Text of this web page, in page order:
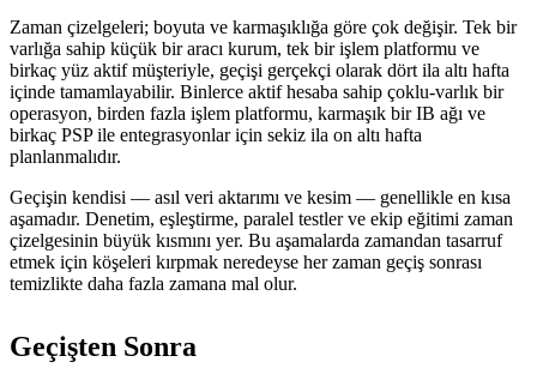
Zaman çizelgeleri; boyuta ve karmaşıklığa göre çok değişir. Tek bir
varlığa sahip küçük bir aracı kurum, tek bir işlem platformu ve
birkaç yüz aktif müşteriyle, geçişi gerçekçi olarak dört ila altı hafta
içinde tamamlayabilir. Binlerce aktif hesaba sahip çoklu-varlık bir
operasyon, birden fazla işlem platformu, karmaşık bir IB ağı ve
birkaç PSP ile entegrasyonlar için sekiz ila on altı hafta
planlanmalıdır.
Geçişin kendisi — asıl veri aktarımı ve kesim — genellikle en kısa
aşamadır. Denetim, eşleştirme, paralel testler ve ekip eğitimi zaman
çizelgesinin büyük kısmını yer. Bu aşamalarda zamandan tasarruf
etmek için köşeleri kırpmak neredeyse her zaman geçiş sonrası
temizlikte daha fazla zamana mal olur.
Geçişten Sonra